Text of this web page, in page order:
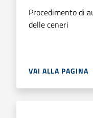
Procedimento di
delle ceneri
VAI ALLA PAGINA